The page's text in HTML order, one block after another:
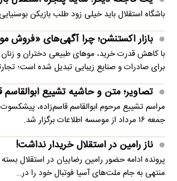
باشگاه استقلال باید خیلی زود طلب بازیکن
بازار اکستنشن؛ چرا آگهی‌های «فروش
با کاهش قدرت خرید، موهای طبیعی دختران و زنان
برای صادرات و صنایع زیبایی تبدیل شده است؛
تصاویر؛ متن و حاشیه تشییع ابوالقاسم
مراسم تشییع مرحوم ابوالقاسم قاسم‌زاده،
جمعه ۱۶ مرداد از موسسه اطلاعات برگزار شد.
ناز رامین در استقلال خریدار نداشت!
پرونده ادامه حضور رامین رضاییان در استقلال
منتهی به جام ملت‌های آسیا فوتبال خود را در…